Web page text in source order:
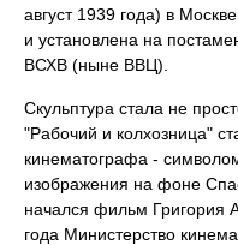
август 1939 года) в
и установлена на
ВСХВ (ныне ВВЦ).
Скульптура стала не
"Рабочий и колхозница"
кинематографа -
изображения на фоне
начался фильм Григория
года Министерство